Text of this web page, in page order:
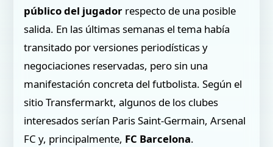
público del jugador respecto de una posible
salida. En las últimas semanas el tema había
transitado por versiones periodísticas y
negociaciones reservadas, pero sin una
manifestación concreta del futbolista. Según el
sitio Transfermarkt, algunos de los clubes
interesados serían Paris Saint-Germain, Arsenal
FC y, principalmente, FC Barcelona.